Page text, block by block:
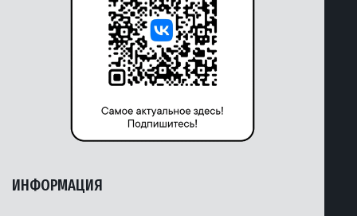
ИНФОРМАЦИЯ